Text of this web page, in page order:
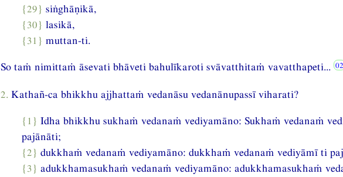
{29} siṅghāṇikā,
{30} lasikā,
{31} muttan-ti.
So taṁ nimittaṁ āsevati bhāveti bahulīkaroti svāvatthitaṁ vavatthapeti...
2. Kathañ-ca bhikkhu ajjhattaṁ vedanāsu vedanānupassī viharati?
{1} Idha bhikkhu sukhaṁ vedanaṁ vediyamāno: Sukhaṁ vedanaṁ
pajānāti;
{2} dukkhaṁ vedanaṁ vediyamāno: dukkhaṁ vedanaṁ vediyāmī ti
{3} adukkhamasukhaṁ vedanaṁ vediyamāno: adukkhamasukhaṁ